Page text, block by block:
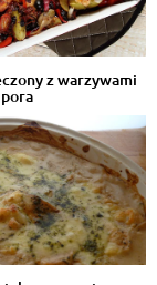
z warzywami